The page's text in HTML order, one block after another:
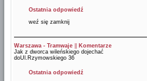
Ostatnia odpowiedź
weź się zamknij
Warszawa - Tramwaje
Komentarze
Jak z dworca wileńskiego dojechać
doUl.Rzymowskiego 36
Ostatnia odpowiedź